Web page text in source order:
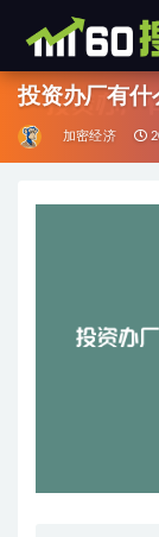
投资办厂有什
加密经济